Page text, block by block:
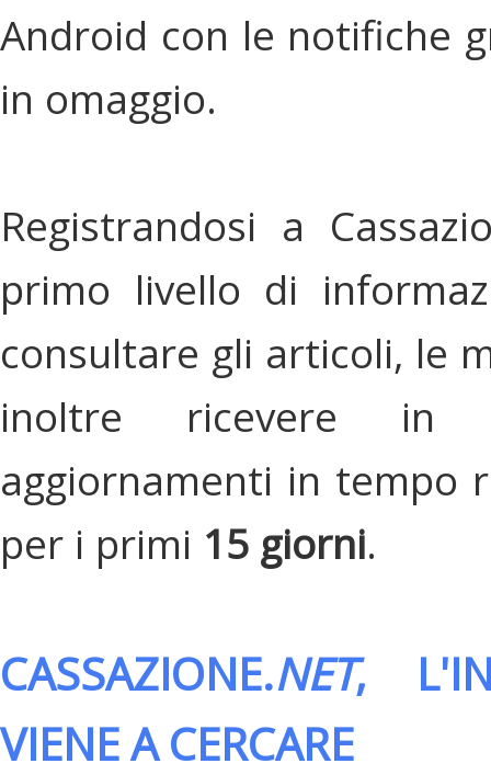
Android con le notifiche
in omaggio.
Registrandosi a
primo livello di
consultare gli articoli, le
inoltre ricevere in
aggiornamenti in tempo
per i primi 15 giorni.
CASSAZIONE.NET,
VIENE A CERCARE